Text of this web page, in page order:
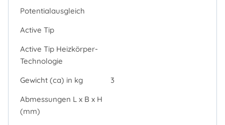
Potentialausgleich
Active Tip
Active Tip Heizkörper-
Technologie
Gewicht (ca) in kg
3
Abmessungen L x B x H
(mm)